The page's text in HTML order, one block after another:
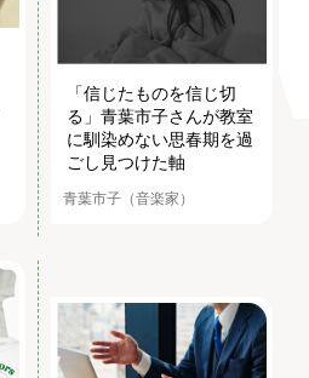
「信じたものを信じ切
る」青葉市子さんが教室
に馴染めない思春期を過
ごし見つけた軸
青葉市子（音楽家）